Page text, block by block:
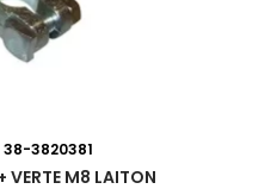
38-3820381
VERTE M8 LAITON